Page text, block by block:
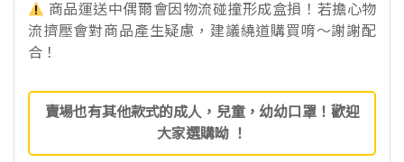
商品運送中偶爾會因物流碰撞形成盒損！若擔心物
流擠壓會對商品產生疑慮，建議繞道購買唷～謝謝配
合！
賣場也有其他款式的成人，兒童，幼幼口罩！歡迎
大家選購呦 ！